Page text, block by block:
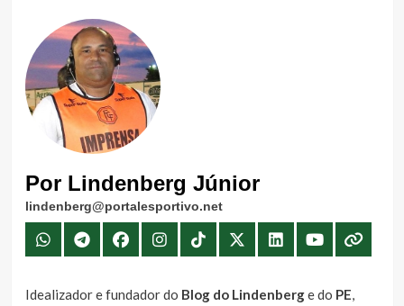
Por Lindenberg Júnior
lindenberg@portalesportivo.net
Idealizador e fundador do Blog do Lindenberge do PE,